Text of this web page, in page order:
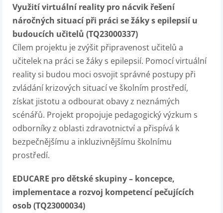
Využití virtuální reality pro nácvik řešení
náročných situací při práci se žáky s epilepsií u
budoucích učitelů (TQ23000337)
Cílem projektu je zvýšit připravenost učitelů a
učitelek na práci se žáky s epilepsií. Pomocí virtuální
reality si budou moci osvojit správné postupy při
zvládání krizových situací ve školním prostředí,
získat jistotu a odbourat obavy z neznámých
scénářů. Projekt propojuje pedagogický výzkum s
odborníky z oblasti zdravotnictví a přispívá k
bezpečnějšímu a inkluzivnějšímu školnímu
prostředí.
EDUCARE pro dětské skupiny – koncepce,
implementace a rozvoj kompetencí pečujících
osob (TQ23000034)